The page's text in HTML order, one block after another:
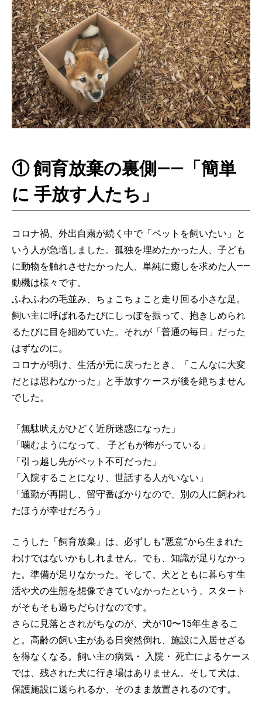
① 飼育放棄の裏側——「簡単
に 手放す人たち」
コロナ禍、外出自粛が続く中で「ペットを飼いたい」と
いう人が急増しました。孤独を埋めたかった人、子ども
に動物を触れさせたかった人、単純に癒しを求めた人——
動機は様々です。
ふわふわの毛並み、ちょこちょこと走り回る小さな足。
飼い主に呼ばれるたびにしっぽを振って、抱きしめられ
るたびに目を細めていた。それが「普通の毎日」だった
はずなのに。
コロナが明け、生活が元に戻ったとき、「こんなに大変
だとは思わなかった」と手放すケースが後を絶ちません
でした。
「無駄吠えがひどく近所迷惑になった」
「噛むようになって、 子どもが怖がっている」
「引っ越し先がペット不可だった」
「入院することになり、世話する人がいない」
「通勤が再開し、留守番ばかりなので、別の人に飼われ
たほうが幸せだろう」
こうした「飼育放棄」は、必ずしも”悪意”から生まれた
わけではないかもしれません。でも、知識が足りなかっ
た。準備が足りなかった。そして、犬とともに暮らす生
活や犬の生態を想像できていなかったという、スタート
がそもそも過ちだらけなのです。
さらに見落とされがちなのが、犬が10〜15年生きるこ
と。高齢の飼い主がある日突然倒れ、施設に入居せざる
を得なくなる。飼い主の病気・ 入院・ 死亡によるケース
では、残された犬に行き場はありません。そして犬は、
保護施設に送られるか、そのまま放置されるのです。